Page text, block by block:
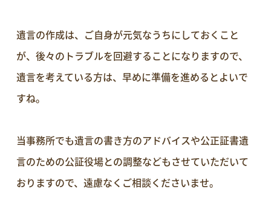
遺言の作成は、ご自身が元気なうちにしておくこと
が、後々のトラブルを回避することになりますので、
遺言を考えている方は、早めに準備を進めるとよいで
すね。
当事務所でも遺言の書き方のアドバイスや公正証書遺
言のための公証役場との調整などもさせていただいて
おりますので、遠慮なくご相談くださいませ。